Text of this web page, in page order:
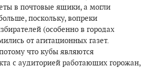
в почтовые ящики, а могли
поскольку, вопреки
(особенно в городах
от агитационных газет.
что кубы являются
с аудиторией работающих горожан,